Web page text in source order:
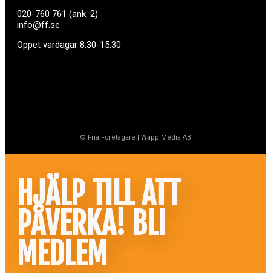
020-760 761 (ank. 2)
info@ff.se
Öppet vardagar 8.30-15.30
© Fria Företagare | Wapp Media AB
HJÄLP TILL ATT
PÅVERKA! BLI
MEDLEM